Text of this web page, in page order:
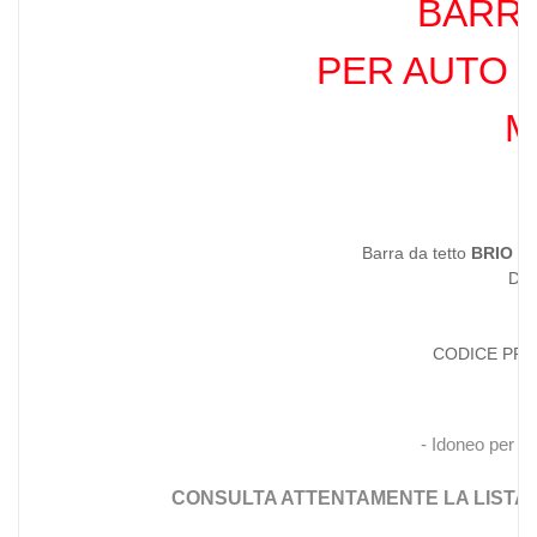
PER AUTO
Barra da tetto BRIO
Di
CODICE
- Idoneo per
CONSULTA ATTENTAMENTE LA LISTA